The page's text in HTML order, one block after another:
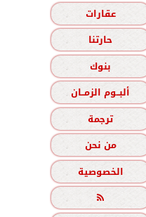
عقارات
حارتنا
بنوك
ألبــوم الزمــان
ترجمة
من نحن
الخصوصية
